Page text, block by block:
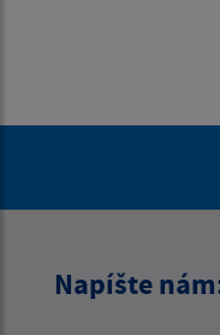
Napíšte